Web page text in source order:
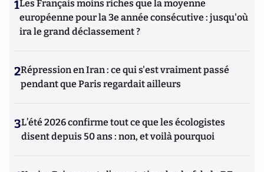
1Les Français moins riches que la moyenne
européenne pour la 3e année consécutive : jusqu'où
ira le grand déclassement ?
2Répression en Iran : ce qui s'est vraiment passé
pendant que Paris regardait ailleurs
3L’été 2026 confirme tout ce que les écologistes
disent depuis 50 ans : non, et voilà pourquoi